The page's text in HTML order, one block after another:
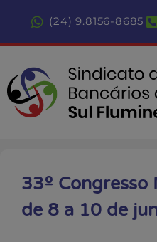
(24) 9.8156-8685
33º Congresso
de 8 a 10 de